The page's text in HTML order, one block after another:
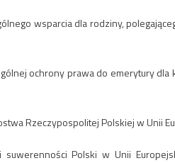
wsparcia dla rodziny,
ochrony prawa do emerytury dla
Rzeczypospolitej Polskiej w Unii
Polski w Unii